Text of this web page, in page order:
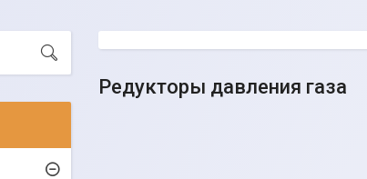
Редукторы давления газа